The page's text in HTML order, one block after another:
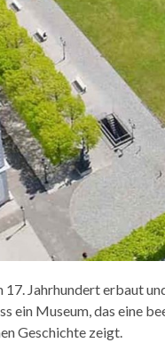
Jahrhundert erbaut
ein Museum, das eine
Geschichte zeigt.